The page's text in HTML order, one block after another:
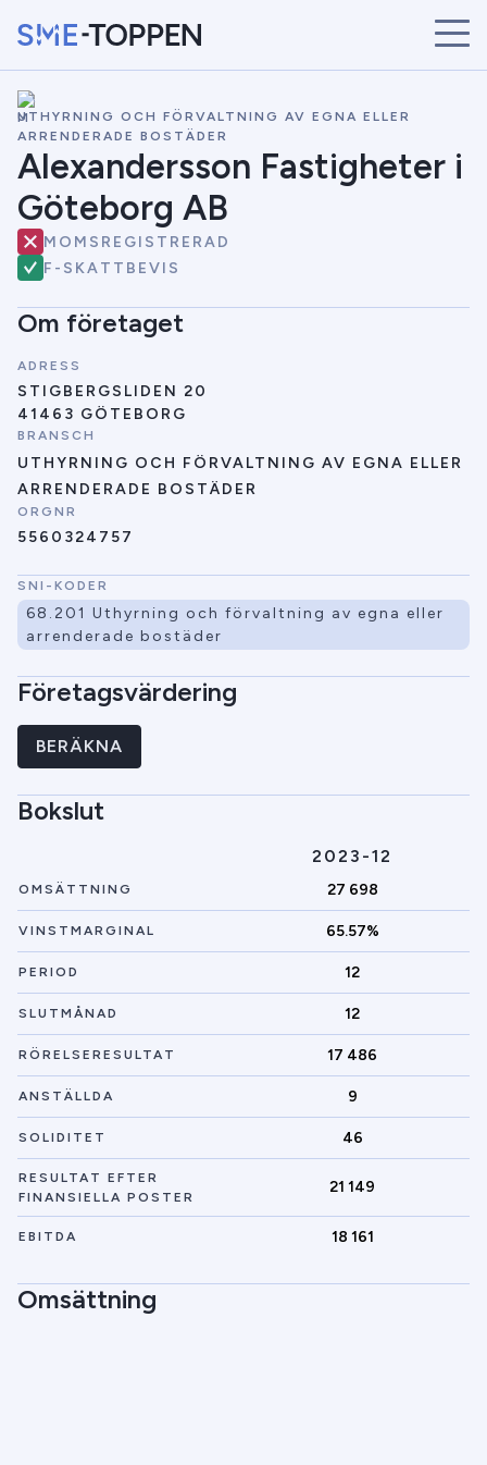
START
ÅRETS VINNARE
BRANSCHER
SÖK
NYHETER
\
UTHYRNING OCH FÖRVALTNING AV EGNA ELLER
ARRENDERADE BOSTÄDER
Alexandersson Fastigheter i
Göteborg AB
MOMSREGISTRERAD
F-SKATTBEVIS
Om företaget
ADRESS
STIGBERGSLIDEN 20
41463 GÖTEBORG
BRANSCH
UTHYRNING OCH FÖRVALTNING AV EGNA ELLER
ARRENDERADE BOSTÄDER
ORGNR
5560324757
SNI-KODER
68.201 Uthyrning och förvaltning av egna eller
arrenderade bostäder
Företagsvärdering
BERÄKNA
Bokslut
2023-12
OMSÄTTNING 27 698
VINSTMARGINAL 65.57%
PERIOD 12
SLUTMÅNAD 12
RÖRELSERESULTAT 17 486
ANSTÄLLDA 9
SOLIDITET 46
RESULTAT EFTER
FINANSIELLA POSTER
21 149
EBITDA 18 161
Omsättning